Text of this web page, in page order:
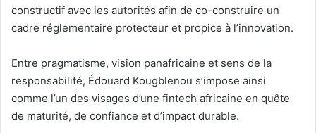
constructif avec les autorités afin de co-construire un
cadre réglementaire protecteur et propice à l’innovation.
Entre pragmatisme, vision panafricaine et sens de la
responsabilité, Édouard Kougblenou s’impose ainsi
comme l’un des visages d’une fintech africaine en quête
de maturité, de confiance et d’impact durable.